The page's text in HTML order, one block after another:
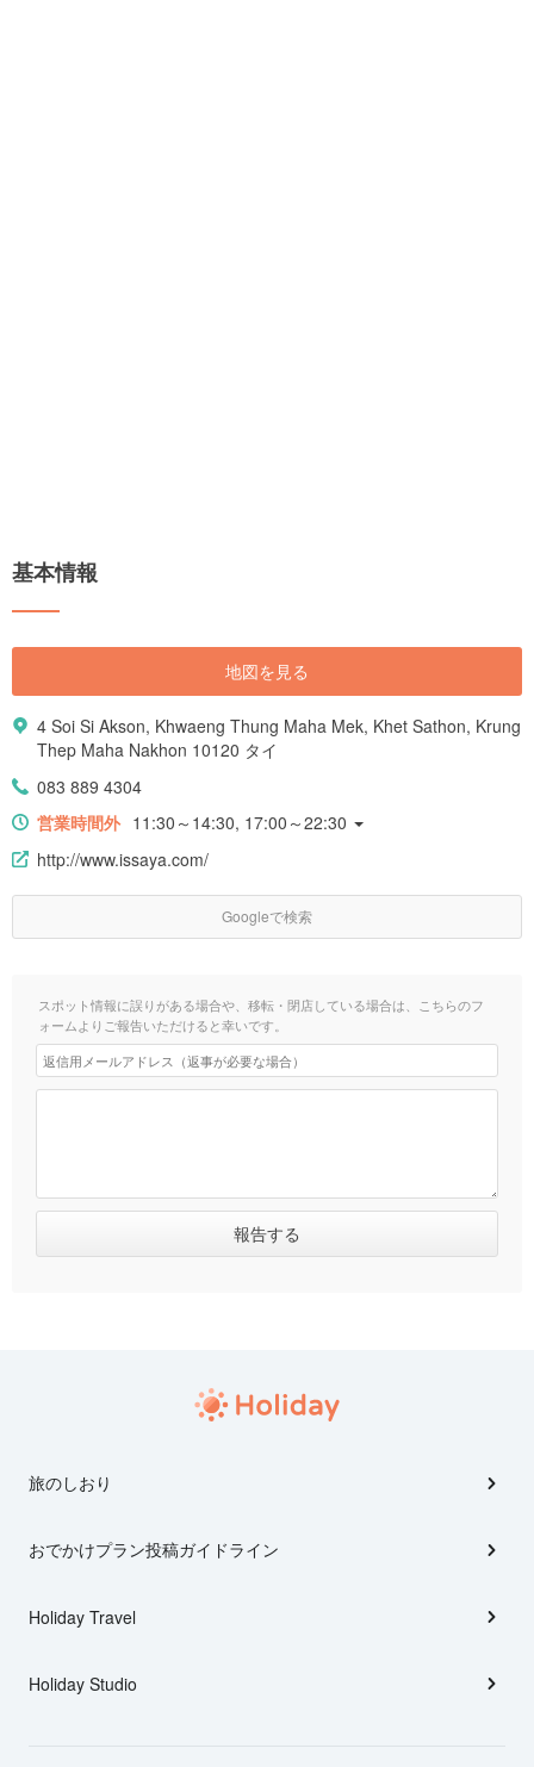
基本情報
地図を見る
4 Soi Si Akson, Khwaeng Thung Maha Mek, Khet Sathon, Krung
Thep Maha Nakhon 10120 タイ
083 889 4304
営業時間外 11:30～14:30, 17:00～22:30
http://www.issaya.com/
Googleで検索
スポット情報に誤りがある場合や、移転・閉店している場合は、こちらのフ
ォームよりご報告いただけると幸いです。
旅のしおり
おでかけプラン投稿ガイドライン
Holiday Travel
Holiday Studio